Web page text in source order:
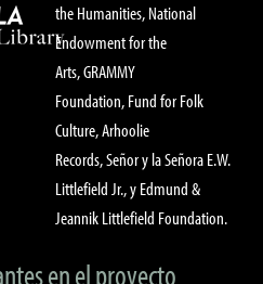
the Humanities, National
Endowment for the
Arts, GRAMMY
Foundation, Fund for Folk
Culture, Arhoolie
Records, Señor y la Señora E.W.
Littlefield Jr., y Edmund &
Jeannik Littlefield Foundation.
en el proyecto